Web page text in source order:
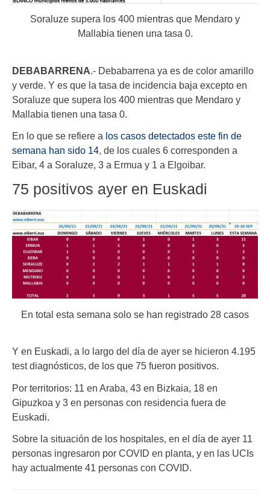
Soraluze supera los 400 mientras que Mendaro y
Mallabia tienen una tasa 0.
DEBABARRENA.- Debabarrena ya es de color amarillo
y verde. Y es que la tasa de incidencia baja excepto en
Soraluze que supera los 400 mientras que Mendaro y
Mallabia tienen una tasa 0.
En lo que se refiere a los casos detectados este fin de
semana han sido 14, de los cuales 6 corresponden a
Eibar, 4 a Soraluze, 3 a Ermua y 1 a Elgoibar.
75 positivos ayer en Euskadi
En total esta semana solo se han registrado 28 casos
Y en Euskadi, a lo largo del día de ayer se hicieron 4.195
test diagnósticos, de los que 75 fueron positivos.
Por territorios: 11 en Araba, 43 en Bizkaia, 18 en
Gipuzkoa y 3 en personas con residencia fuera de
Euskadi.
Sobre la situación de los hospitales, en el día de ayer 11
personas ingresaron por COVID en planta, y en las UCIs
hay actualmente 41 personas con COVID.